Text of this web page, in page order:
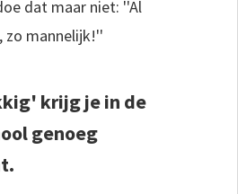
dat maar niet: ''Al
zo mannelijk!''
krijg je in de
genoeg